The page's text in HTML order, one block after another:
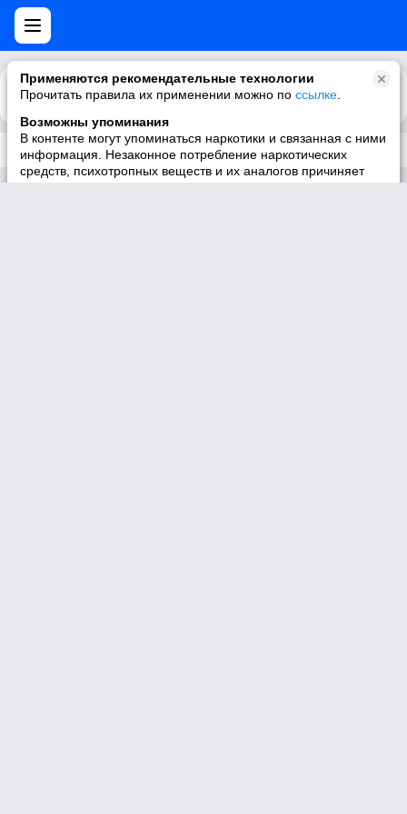
Применяются рекомендательные технологии
Прочитать правила их применении можно по ссылке
Возможны упоминания
В контенте могут упоминаться наркотики и связанная с ними
информация. Незаконное потребление наркотических
средств, психотропных веществ и их аналогов причиняет
Каталог Рекомендации
Трек не существует